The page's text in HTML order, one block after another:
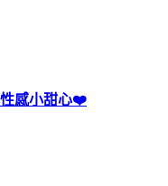
性感小甜心❤️